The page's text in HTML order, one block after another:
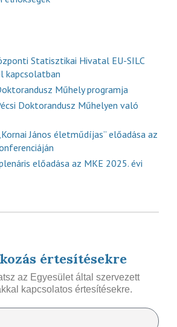
Statisztikai Hivatal EU-SILC
Műhely programja
Doktorandusz Műhelyen való
János életműdíjas” előadása az
előadása az MKE 2025. évi
értesítésekre
az Egyesület által szervezett
kapcsolatos értesítésekre.